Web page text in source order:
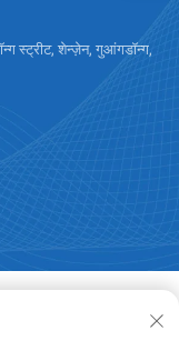
स्ट्रीट, शेन्ज़ेन, गुआंगडॉन्ग,